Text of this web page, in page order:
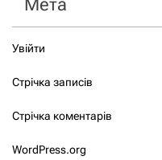
Мета
Увійти
Стрічка записів
Стрічка коментарів
WordPress.org